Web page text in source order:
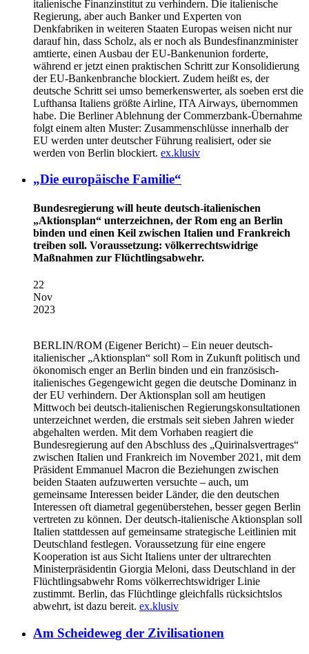
italienische Finanzinstitut zu verhindern. Die italienische
Regierung, aber auch Banker und Experten von
Denkfabriken in weiteren Staaten Europas weisen nicht nur
darauf hin, dass Scholz, als er noch als Bundesfinanzminister
amtierte, einen Ausbau der EU-Bankenunion forderte,
während er jetzt einen praktischen Schritt zur Konsolidierung
der EU-Bankenbranche blockiert. Zudem heißt es, der
deutsche Schritt sei umso bemerkenswerter, als soeben erst die
Lufthansa Italiens größte Airline, ITA Airways, übernommen
habe. Die Berliner Ablehnung der Commerzbank-Übernahme
folgt einem alten Muster: Zusammenschlüsse innerhalb der
EU werden unter deutscher Führung realisiert, oder sie
werden von Berlin blockiert. ex.klusiv
„Die europäische Familie“
Bundesregierung will heute deutsch-italienischen
„Aktionsplan“ unterzeichnen, der Rom eng an Berlin
binden und einen Keil zwischen Italien und Frankreich
treiben soll. Voraussetzung: völkerrechtswidrige
Maßnahmen zur Flüchtlingsabwehr.
22
Nov
2023
BERLIN/ROM (Eigener Bericht) – Ein neuer deutsch-
italienischer „Aktionsplan“ soll Rom in Zukunft politisch und
ökonomisch enger an Berlin binden und ein französisch-
italienisches Gegengewicht gegen die deutsche Dominanz in
der EU verhindern. Der Aktionsplan soll am heutigen
Mittwoch bei deutsch-italienischen Regierungskonsultationen
unterzeichnet werden, die erstmals seit sieben Jahren wieder
abgehalten werden. Mit dem Vorhaben reagiert die
Bundesregierung auf den Abschluss des „Quirinalsvertrages“
zwischen Italien und Frankreich im November 2021, mit dem
Präsident Emmanuel Macron die Beziehungen zwischen
beiden Staaten aufzuwerten versuchte – auch, um
gemeinsame Interessen beider Länder, die den deutschen
Interessen oft diametral gegenüberstehen, besser gegen Berlin
vertreten zu können. Der deutsch-italienische Aktionsplan soll
Italien stattdessen auf gemeinsame strategische Leitlinien mit
Deutschland festlegen. Voraussetzung für eine engere
Kooperation ist aus Sicht Italiens unter der ultrarechten
Ministerpräsidentin Giorgia Meloni, dass Deutschland in der
Flüchtlingsabwehr Roms völkerrechtswidriger Linie
zustimmt. Berlin, das Flüchtlinge gleichfalls rücksichtslos
abwehrt, ist dazu bereit. ex.klusiv
Am Scheideweg der Zivilisationen